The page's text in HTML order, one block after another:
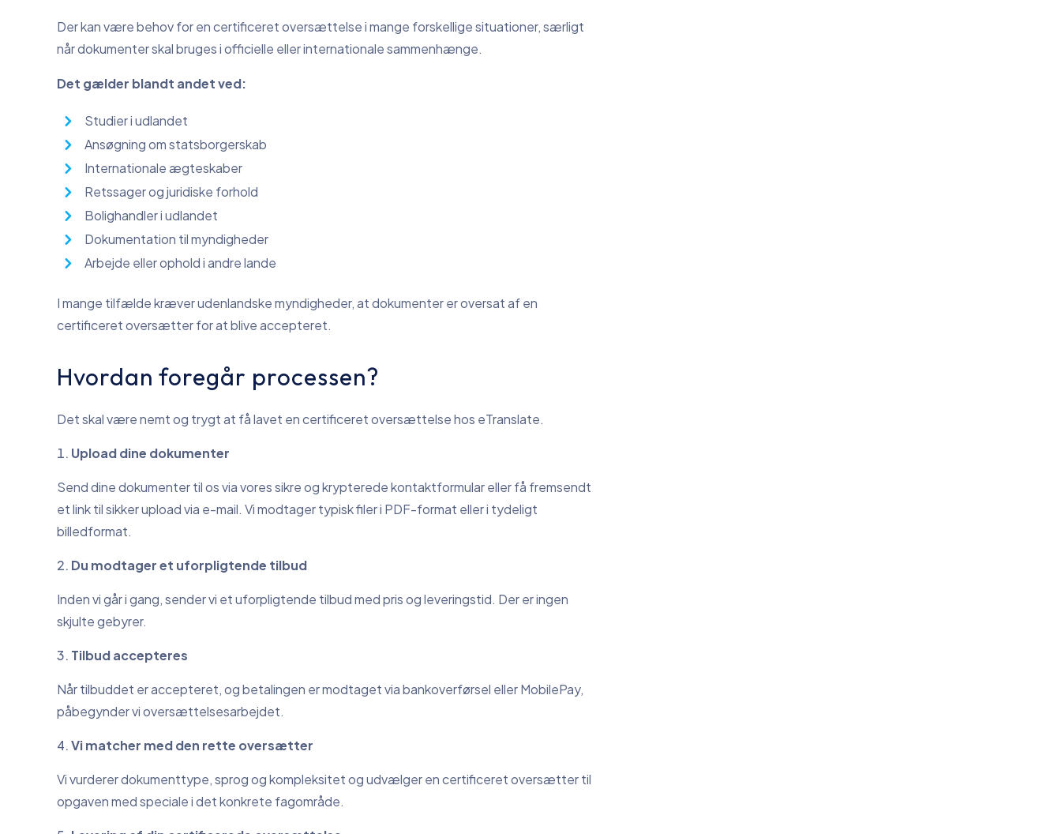
Der kan være behov for en certificeret oversættelse i mange forskellige situationer, særligt
når dokumenter skal bruges i officielle eller internationale sammenhænge.
Det gælder blandt andet ved:
Studier i udlandet
Ansøgning om statsborgerskab
Internationale ægteskaber
Retssager og juridiske forhold
Bolighandler i udlandet
Dokumentation til myndigheder
Arbejde eller ophold i andre lande
I mange tilfælde kræver udenlandske myndigheder, at dokumenter er oversat af en
certificeret oversætter for at blive accepteret.
Hvordan foregår processen?
Det skal være nemt og trygt at få lavet en certificeret oversættelse hos eTranslate.
Upload dine dokumenter
Send dine dokumenter til os via vores sikre og krypterede kontaktformular eller få fremsendt
et link til sikker upload via e-mail. Vi modtager typisk filer i PDF-format eller i tydeligt
billedformat.
Du modtager et uforpligtende tilbud
Inden vi går i gang, sender vi et uforpligtende tilbud med pris og leveringstid. Der er ingen
skjulte gebyrer.
Tilbud accepteres
Når tilbuddet er accepteret, og betalingen er modtaget via bankoverførsel eller MobilePay,
påbegynder vi oversættelsesarbejdet.
Vi matcher med den rette oversætter
Vi vurderer dokumenttype, sprog og kompleksitet og udvælger en certificeret oversætter til
opgaven med speciale i det konkrete fagområde.